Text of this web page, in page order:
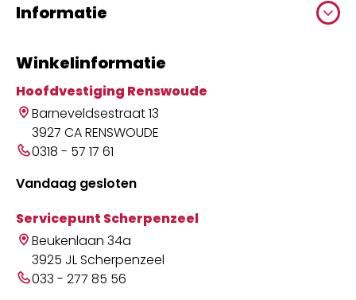
Informatie
Winkelinformatie
Hoofdvestiging Renswoude
Barneveldsestraat 13
3927 CA RENSWOUDE
0318 - 57 17 61
Vandaag gesloten
Servicepunt Scherpenzeel
Beukenlaan 34a
3925 JL Scherpenzeel
033 - 277 85 56